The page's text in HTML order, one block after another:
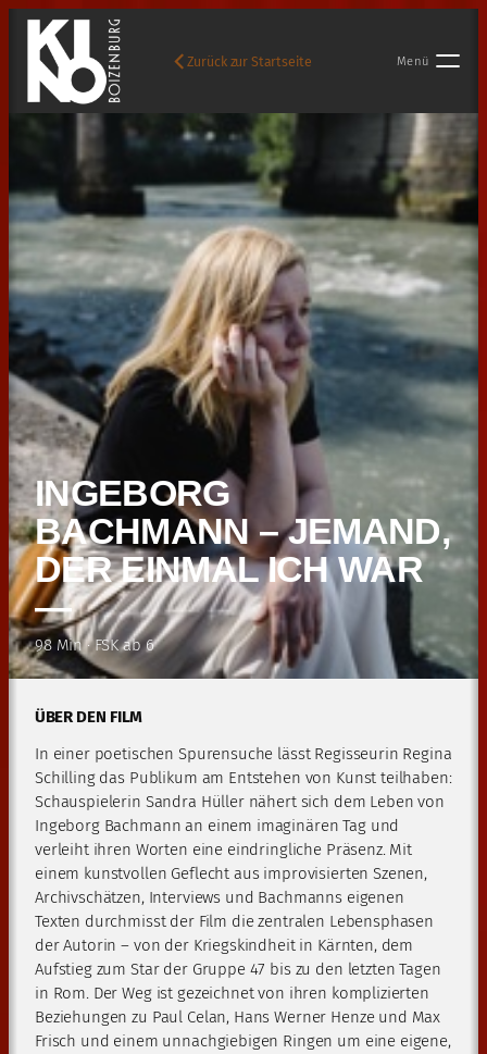
Zurück zur Startseite
INGEBORG
BACHMANN – JEMAND,
DER EINMAL ICH WAR
—
98 Min · FSK ab 6
ÜBER DEN FILM
In einer poetischen Spurensuche lässt Regisseurin Regina
Schilling das Publikum am Entstehen von Kunst teilhaben:
Schauspielerin Sandra Hüller nähert sich dem Leben von
Ingeborg Bachmann an einem imaginären Tag und
verleiht ihren Worten eine eindringliche Präsenz. Mit
einem kunstvollen Geflecht aus improvisierten Szenen,
Archivschätzen, Interviews und Bachmanns eigenen
Texten durchmisst der Film die zentralen Lebensphasen
der Autorin – von der Kriegskindheit in Kärnten, dem
Aufstieg zum Star der Gruppe 47 bis zu den letzten Tagen
in Rom. Der Weg ist gezeichnet von ihren komplizierten
Beziehungen zu Paul Celan, Hans Werner Henze und Max
Frisch und einem unnachgiebigen Ringen um eine eigene,